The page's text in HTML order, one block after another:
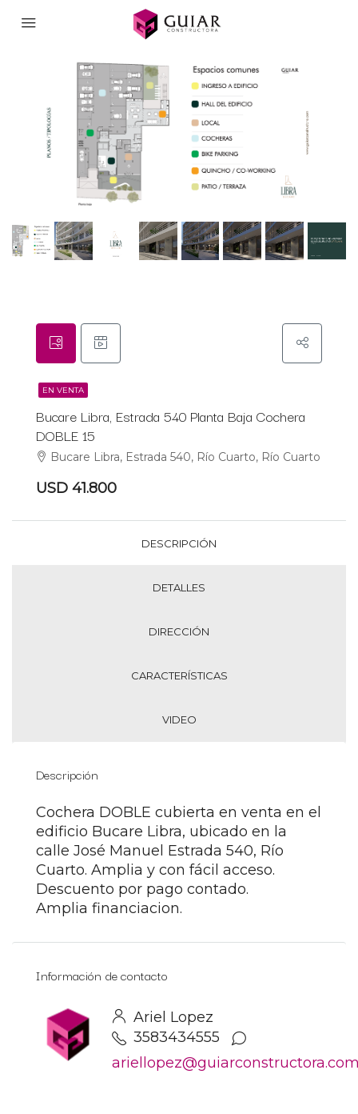
EN VENTA
Bucare Libra, Estrada 540 Planta Baja Cochera
DOBLE 15
Bucare Libra, Estrada 540, Río Cuarto, Río Cuarto
USD 41.800
DESCRIPCIÓN
DETALLES
DIRECCIÓN
CARACTERÍSTICAS
VIDEO
Descripción
Cochera DOBLE cubierta en venta en el
edificio Bucare Libra, ubicado en la
calle José Manuel Estrada 540, Río
Cuarto. Amplia y con fácil acceso.
Descuento por pago contado.
Amplia financiacion.
Información de contacto
Ariel Lopez
3583434555